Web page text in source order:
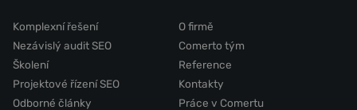
Komplexní řešení
Nezávislý audit SEO
Školení
Projektové řízení SEO
Odborné články
O firmě
Comerto tým
Reference
Kontakty
Práce v Comertu